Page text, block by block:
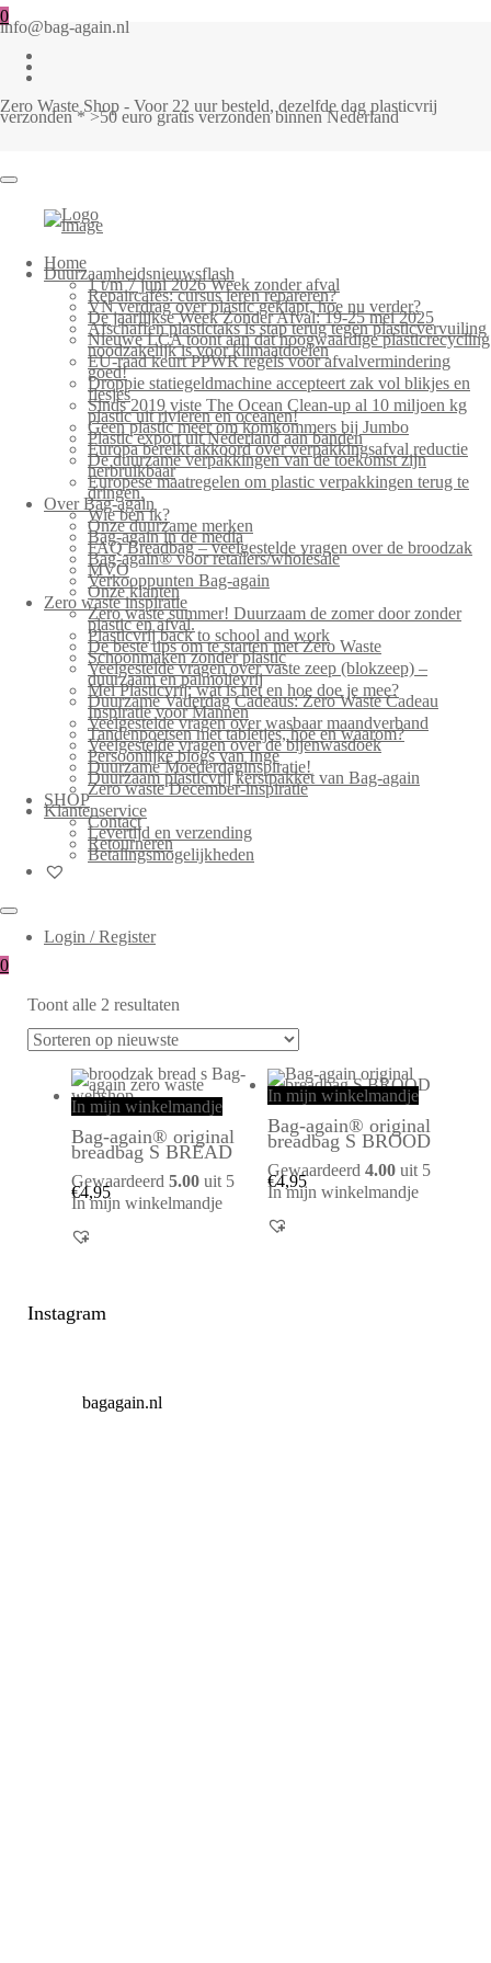
0
info@bag-again.nl
Zero Waste Shop - Voor 22 uur besteld, dezelfde dag plasticvrij
verzonden * >50 euro gratis verzonden binnen Nederland
Home
Duurzaamheidsnieuwsflash
1 t/m 7 juni 2026 Week zonder afval
Repaircafés: cursus leren repareren?
VN verdrag over plastic geklapt, hoe nu verder?
De jaarlijkse Week Zonder Afval: 19-25 mei 2025
Afschaffen plastictaks is stap terug tegen plasticvervuiling
Nieuwe LCA toont aan dat hoogwaardige plasticrecycling
noodzakelijk is voor klimaatdoelen
EU-raad keurt PPWR regels voor afvalvermindering
goed!
Droppie statiegeldmachine accepteert zak vol blikjes en
flesjes
Sinds 2019 viste The Ocean Clean-up al 10 miljoen kg
plastic uit rivieren en oceanen!
Geen plastic meer om komkommers bij Jumbo
Plastic export uit Nederland aan banden
Europa bereikt akkoord over verpakkingsafval reductie
De duurzame verpakkingen van de toekomst zijn
herbruikbaar
Europese maatregelen om plastic verpakkingen terug te
dringen.
Over Bag-again
Wie ben ik?
Onze duurzame merken
Bag-again in de media
FAQ Breadbag – veelgestelde vragen over de broodzak
Bag-again® voor retailers/wholesale
MVO
Verkooppunten Bag-again
Onze klanten
Zero waste inspiratie
Zero waste summer! Duurzaam de zomer door zonder
plastic en afval.
Plasticvrij back to school and work
De beste tips om te starten met Zero Waste
Schoonmaken zonder plastic
Veelgestelde vragen over vaste zeep (blokzeep) –
duurzaam en palmolievrij
Mei Plasticvrij: wat is het en hoe doe je mee?
Duurzame Vaderdag Cadeaus: Zero Waste Cadeau
Inspiratie voor Mannen
Veelgestelde vragen over wasbaar maandverband
Tandenpoetsen met tabletjes, hoe en waarom?
Veelgestelde vragen over de bijenwasdoek
Persoonlijke blogs van Inge
Duurzame Moederdaginspiratie!
Duurzaam plasticvrij kerstpakket van Bag-again
Zero waste December-inspiratie
SHOP
Klantenservice
Contact
Levertijd en verzending
Retourneren
Betalingsmogelijkheden
Login / Register
0
Toont alle 2 resultaten
In mijn winkelmandje
Bag-again® original
breadbag S BREAD
Gewaardeerd 5.00 uit 5
€4,95
In mijn winkelmandje
In mijn winkelmandje
Bag-again® original
breadbag S BROOD
Gewaardeerd 4.00 uit 5
€4,95
In mijn winkelmandje
Instagram
bagagain.nl